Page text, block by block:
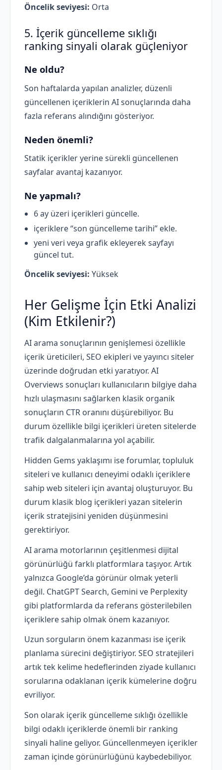
Öncelik seviyesi: Orta
5. İçerik güncelleme sıklığı
ranking sinyali olarak güçleniyor
Ne oldu?
Son haftalarda yapılan analizler, düzenli
güncellenen içeriklerin AI sonuçlarında daha
fazla referans alındığını gösteriyor.
Neden önemli?
Statik içerikler yerine sürekli güncellenen
sayfalar avantaj kazanıyor.
Ne yapmalı?
6 ay üzeri içerikleri güncelle.
içeriklere “son güncelleme tarihi” ekle.
yeni veri veya grafik ekleyerek sayfayı
güncel tut.
Öncelik seviyesi: Yüksek
Her Gelişme İçin Etki Analizi
(Kim Etkilenir?)
AI arama sonuçlarının genişlemesi özellikle
içerik üreticileri, SEO ekipleri ve yayıncı siteler
üzerinde doğrudan etki yaratıyor. AI
Overviews sonuçları kullanıcıların bilgiye daha
hızlı ulaşmasını sağlarken klasik organik
sonuçların CTR oranını düşürebiliyor. Bu
durum özellikle bilgi içerikleri üreten sitelerde
trafik dalgalanmalarına yol açabilir.
Hidden Gems yaklaşımı ise forumlar, topluluk
siteleri ve kullanıcı deneyimi odaklı içeriklere
sahip web siteleri için avantaj oluşturuyor. Bu
durum klasik blog içerikleri yazan sitelerin
içerik stratejisini yeniden düşünmesini
gerektiriyor.
AI arama motorlarının çeşitlenmesi dijital
görünürlüğü farklı platformlara taşıyor. Artık
yalnızca Google’da görünür olmak yeterli
değil. ChatGPT Search, Gemini ve Perplexity
gibi platformlarda da referans gösterilebilen
içeriklere sahip olmak önem kazanıyor.
Uzun sorguların önem kazanması ise içerik
planlama sürecini değiştiriyor. SEO stratejileri
artık tek kelime hedeflerinden ziyade kullanıcı
sorularına odaklanan içerik kümelerine doğru
evriliyor.
Son olarak içerik güncelleme sıklığı özellikle
bilgi odaklı içeriklerde önemli bir ranking
sinyali haline geliyor. Güncellenmeyen içerikler
zaman içinde görünürlüğünü kaybedebiliyor.